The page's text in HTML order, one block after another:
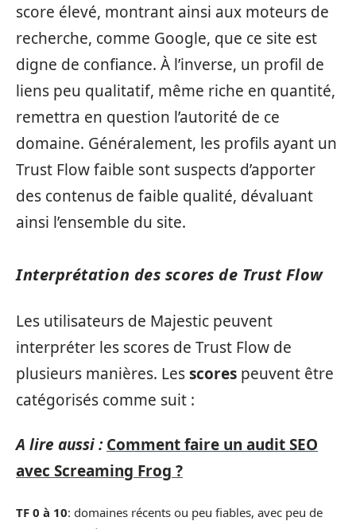
score élevé, montrant ainsi aux moteurs de
recherche, comme Google, que ce site est
digne de confiance. À l’inverse, un profil de
liens peu qualitatif, même riche en quantité,
remettra en question l’autorité de ce
domaine. Généralement, les profils ayant un
Trust Flow faible sont suspects d’apporter
des contenus de faible qualité, dévaluant
ainsi l’ensemble du site.
Interprétation des scores de Trust Flow
Les utilisateurs de Majestic peuvent
interpréter les scores de Trust Flow de
plusieurs manières. Lesscores peuvent être
catégorisés comme suit :
A lire aussi : Comment faire un audit SEO
avec Screaming Frog ?
TF 0 à 10: domaines récents ou peu fiables, avec peu de